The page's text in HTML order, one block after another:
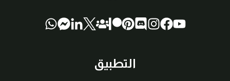
التطبيق